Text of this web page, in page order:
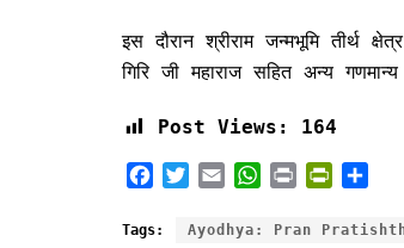
इस दौरान श्रीराम जन्मभूमि तीर्थ
गिरि जी महाराज सहित अन्य
Post Views: 164
c
i
a
i
i
a
Tags: Ayodhya: Pran